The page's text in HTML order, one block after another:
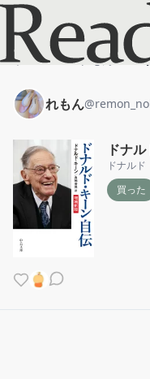
れもん"ドナル
ホーム れもん
れもん@
ドナ
ドナル
買った